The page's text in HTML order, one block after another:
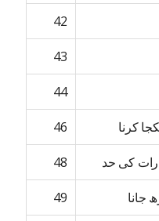
42
43
44
کرنا 46
کی حد 48
جانا 49